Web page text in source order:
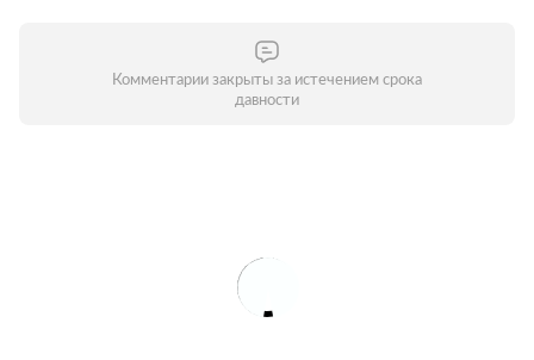
Комментарии закрыты за истечением срока
давности